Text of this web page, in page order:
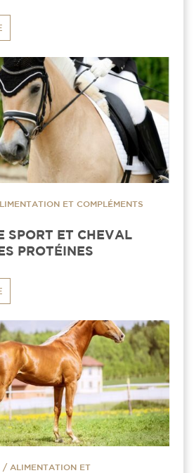
ET COMPLÉMENTS
SPORT ET CHEVAL
PROTÉINES
/ ALIMENTATION ET